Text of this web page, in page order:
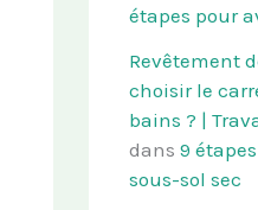
étapes pour
Revêtement
choisir le
bains ? |
dans 9
sous-sol sec